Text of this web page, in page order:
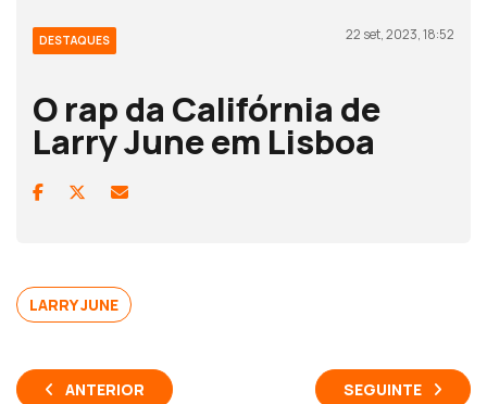
DESTAQUES 22 set, 2023, 18:52
O rap da Califórnia de
Larry June em Lisboa
LARRY JUNE
ANTERIOR SEGUINTE